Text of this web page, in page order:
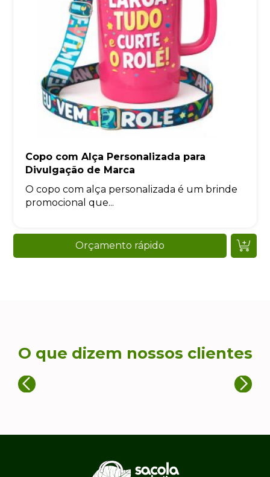
Copo com Alça Personalizada para
Divulgação de Marca
O copo com alça personalizada é um brinde
promocional que...
Orçamento rápido
O que dizem nossos clientes